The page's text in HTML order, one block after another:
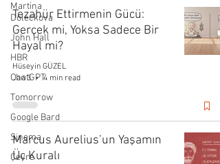
Martina
Doleckova
John Hall
HBR
ChatGPT
Tomorrow
Google Bard
Sinema
Çevre
Tezahür Ettirmenin Gücü:
Gerçek mi, Yoksa Sadece Bir
Hayal mi?
Hüseyin GÜZEL
Jan 3
4 min read
Marcus Aurelius’un Yaşamın
Üç Kuralı